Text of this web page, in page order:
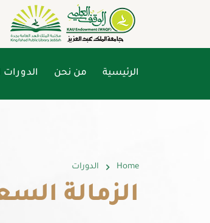
الرئيسية من نحن الدورات
Home الدورات
الزمالة